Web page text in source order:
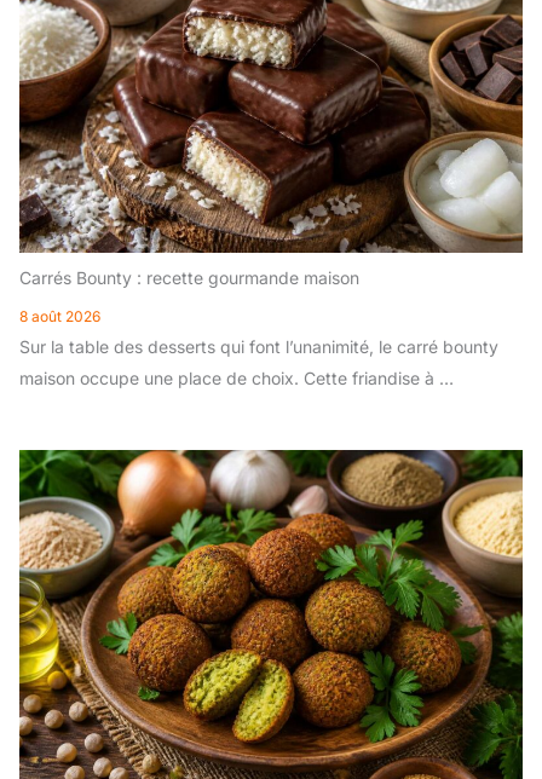
Carrés Bounty : recette gourmande maison
8 août 2026
Sur la table des desserts qui font l’unanimité, le carré bounty
maison occupe une place de choix. Cette friandise à …